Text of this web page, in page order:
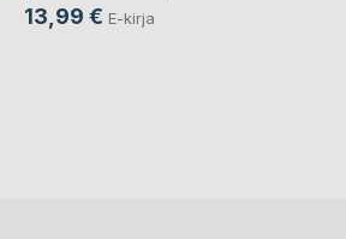
13,99 € E-kirja